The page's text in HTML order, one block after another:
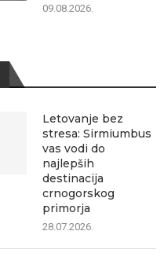
09.08.2026.
Letovanje bez
stresa: Sirmiumbus
vas vodi do
najlepših
destinacija
crnogorskog
primorja
28.07.2026.